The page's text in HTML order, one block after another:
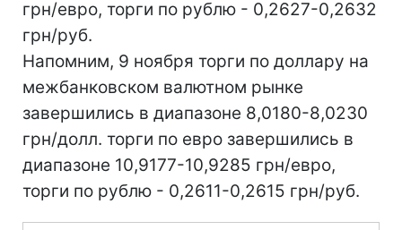
грн/евро, торги по рублю - 0,2627-0,2632
грн/руб.
Напомним, 9 ноября торги по доллару на
межбанковском валютном рынке
завершились в диапазоне 8,0180-8,0230
грн/долл. торги по евро завершились в
диапазоне 10,9177-10,9285 грн/евро,
торги по рублю - 0,2611-0,2615 грн/руб.